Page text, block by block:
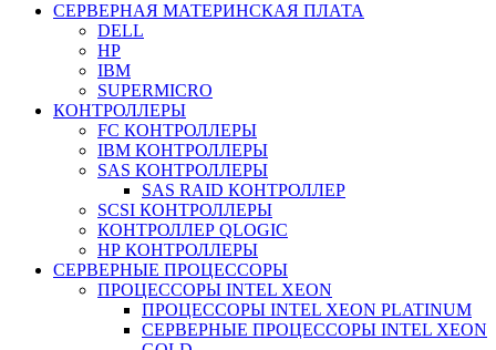
СЕРВЕРНАЯ МАТЕРИНСКАЯ ПЛАТА
DELL
HP
IBM
SUPERMICRO
КОНТРОЛЛЕРЫ
FC КОНТРОЛЛЕРЫ
IBM КОНТРОЛЛЕРЫ
SAS КОНТРОЛЛЕРЫ
SAS RAID КОНТРОЛЛЕР
SCSI КОНТРОЛЛЕРЫ
КОНТРОЛЛЕР QLOGIC
НР КОНТРОЛЛЕРЫ
СЕРВЕРНЫЕ ПРОЦЕССОРЫ
ПРОЦЕССОРЫ INTEL XEON
ПРОЦЕССОРЫ INTEL XEON PLATINUM
СЕРВЕРНЫЕ ПРОЦЕССОРЫ INTEL XEON